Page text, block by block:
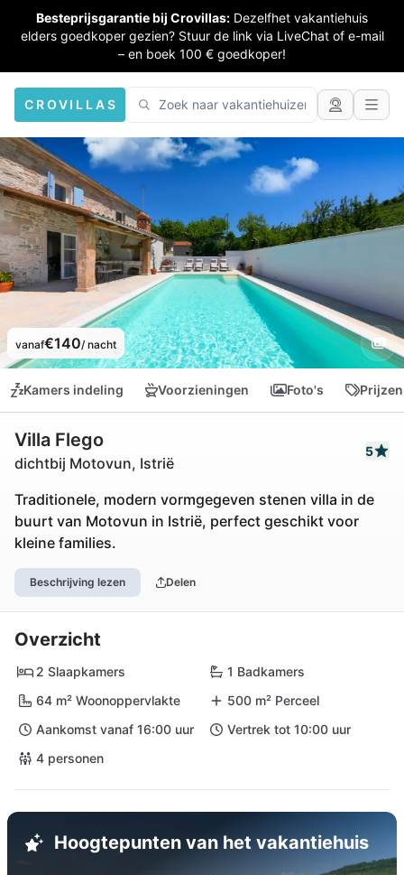
Besteprijsgarantie bij Crovillas: Dezelfhet vakantiehuis
elders goedkoper gezien? Stuur de link via LiveChat of e-mail
– en boek 100 € goedkoper!
CROVILLAS
vanaf€140/ nacht
Kamers indeling Voorzieningen Foto's
Villa Flego
dichtbij Motovun, Istrië
5
Traditionele, modern vormgegeven stenen villa in de
buurt van Motovun in Istrië, perfect geschikt voor
kleine families.
Beschrijving lezen Delen
Overzicht
2 Slaapkamers
1 Badkamers
64 m² Woonoppervlakte
500 m² Perceel
Aankomst vanaf 16:00 uur
Vertrek tot 10:00 uur
4 personen
Hoogtepunten van het vakantiehuis